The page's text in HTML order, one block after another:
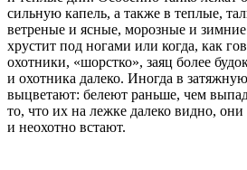
сильную капель, а также в теплые,
ветреные и ясные, морозные и зимние
хрустит под ногами или когда, как
охотники, «шорстко», заяц более
и охотника далеко. Иногда в
выцветают: белеют раньше, чем
то, что их на лежке далеко видно, они
и неохотно встают.